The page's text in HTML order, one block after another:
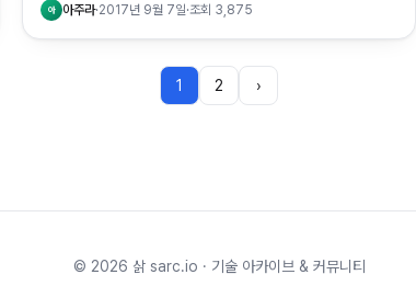
아 아주라·2017년 9월 7일·조회 3,875
1 2 ›
© 2026 삵 sarc.io · 기술 아카이브 & 커뮤니티